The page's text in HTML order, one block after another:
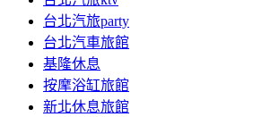
台北汽旅party
台北汽車旅館
基隆休息
按摩浴缸旅館
新北休息旅館